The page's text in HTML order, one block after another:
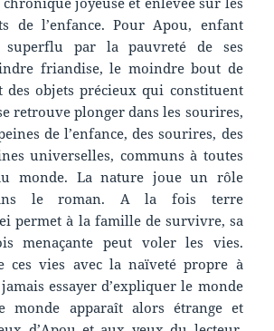
de l’enfance. Pour Apou, enfant
par la pauvreté de ses
friandise, le moindre bout de
des objets précieux qui constituent
retrouve plonger dans les sourires,
de l’enfance, des sourires, des
universelles, communs à toutes
monde. La nature joue un rôle
le roman. A la fois terre
permet à la famille de survivre, sa
menaçante peut voler les vies.
ces vies avec la naïveté propre à
essayer d’expliquer le monde
monde apparaît alors étrange et